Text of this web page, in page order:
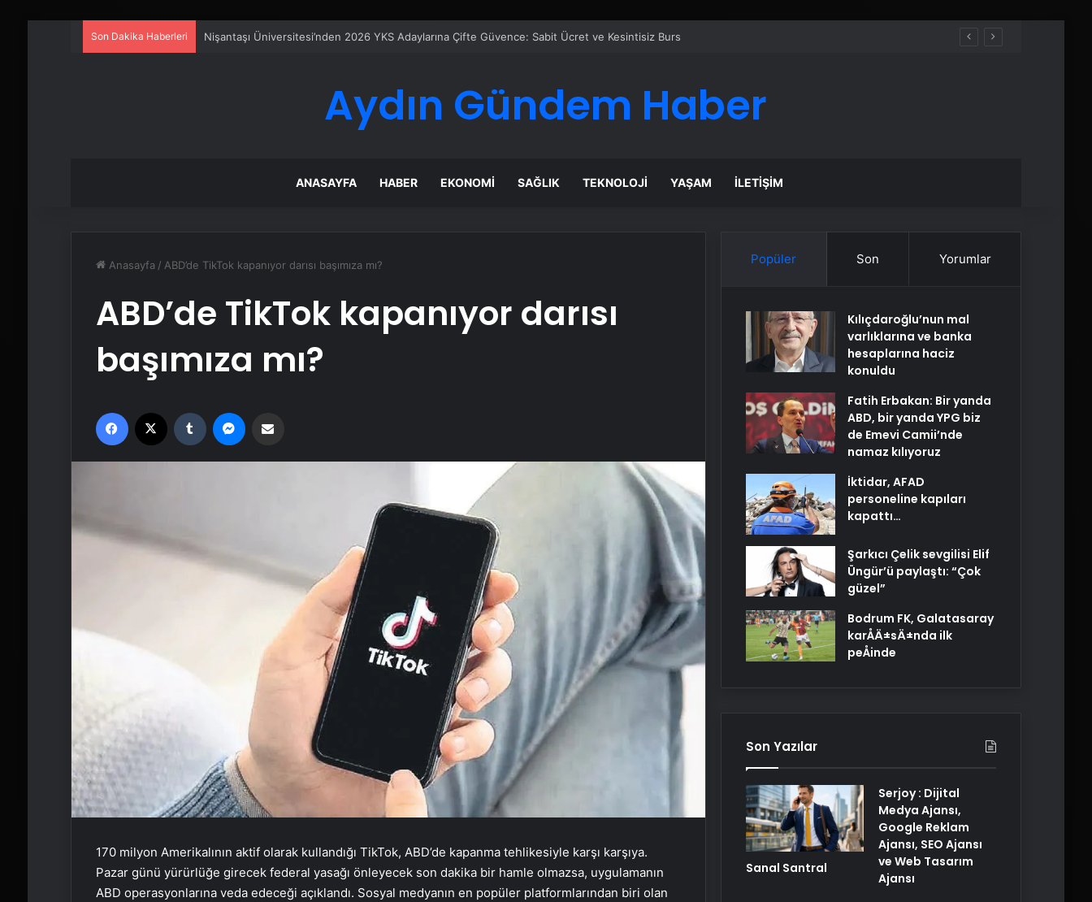
Son Dakika Haberleri Sanal Santral
Aydın Gündem Haber
ANASAYFA HABER EKONOMI SAĞLIK TEKNOLOJI YAŞAM İLETIŞIM
Anasayfa / ABD’de TikTok kapanıyor darısı başımıza mı?
ABD’de TikTok kapanıyor darısı
başımıza mı?
Facebook Tumblr
170 milyon Amerikalının aktif olarak kullandığı TikTok, ABD’de kapanma tehlikesiyle karşı karşıya.
Pazar günü yürürlüğe girecek federal yasağı önleyecek son dakika bir hamle olmazsa, uygulamanın
ABD operasyonlarına veda edeceği açıklandı. Sosyal medyanın en popüler platformlarından biri olan
Popüler Son Yorumlar
Kılıçdaroğlu’nun mal
varlıklarına ve banka
hesaplarına haciz
konuldu
Fatih Erbakan: Bir yanda
ABD, bir yanda YPG biz
de Emevi Camii’nde
namaz kılıyoruz
İktidar, AFAD
personeline kapıları
kapattı…
Şarkıcı Çelik sevgilisi Elif
Üngür’ü paylaştı: “Çok
güzel”
Bodrum FK, Galatasaray
karÅÄ±sÄ±nda ilk
peÅinde
Son Yazılar
Sanal Santral
Serjoy : Dijital
Medya Ajansı,
Google Reklam
Ajansı, SEO Ajansı
ve Web Tasarım
Ajansı